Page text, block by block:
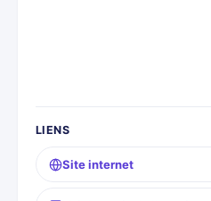
LIENS
Site internet